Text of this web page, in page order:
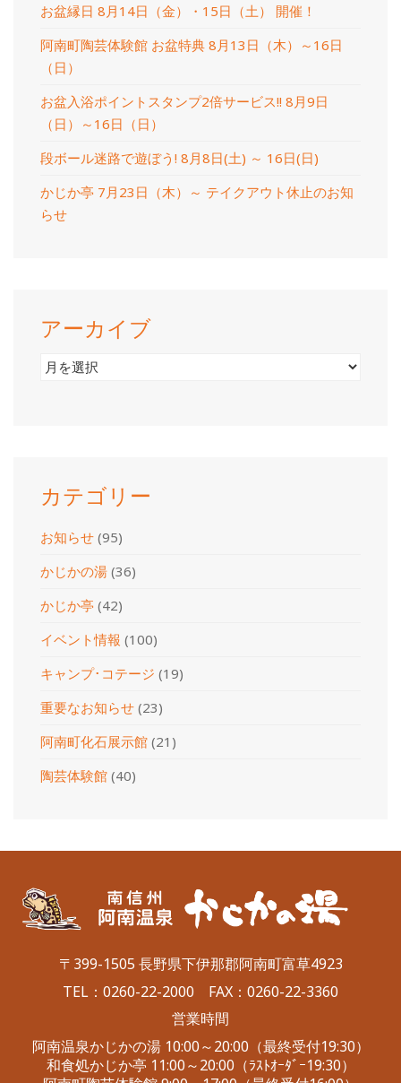
お盆縁日 8月14日（金）・15日（土） 開催！
阿南町陶芸体験館 お盆特典 8月13日（木）～16日
（日）
お盆入浴ポイントスタンプ2倍サービス!! 8月9日
（日）～16日（日）
段ボール迷路で遊ぼう! 8月8日(土) ～ 16日(日)
かじか亭 7月23日（木）～ テイクアウト休止のお知
らせ
アーカイブ
ア
カテゴリー
お知らせ (95)
かじかの湯 (36)
かじか亭 (42)
イベント情報 (100)
キャンプ･コテージ (19)
重要なお知らせ (23)
阿南町化石展示館 (21)
陶芸体験館 (40)
〒399-1505 長野県下伊那郡阿南町富草4923
TEL： 0260-22-2000 FAX：0260-22-3360
営業時間
阿南温泉かじかの湯 10:00～20:00（最終受付19:30）
和食処かじか亭 11:00～20:00（ﾗｽﾄｵｰﾀﾞｰ19:30）